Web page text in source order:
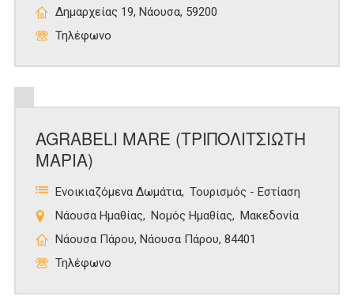
Δημαρχείας 19, Νάουσα, 59200
Τηλέφωνο
AGRABELI MARE (ΤΡΙΠΟΛΙΤΣΙΩΤΗ
ΜΑΡΙΑ)
Ενοικιαζόμενα Δωμάτια Τουρισμός - Εστίαση
Νάουσα Ημαθίας
Νομός Ημαθίας
Μακεδονία
Νάουσα Πάρου, Νάουσα Πάρου, 84401
Τηλέφωνο